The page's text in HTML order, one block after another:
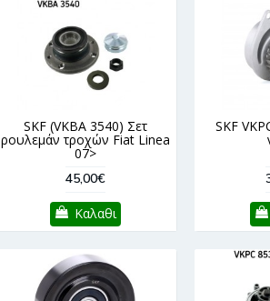
SKF (VKBA 3540) Σετ
ρουλεμάν τροχών Fiat Linea
07>
45,00€
Καλαθι
SKF